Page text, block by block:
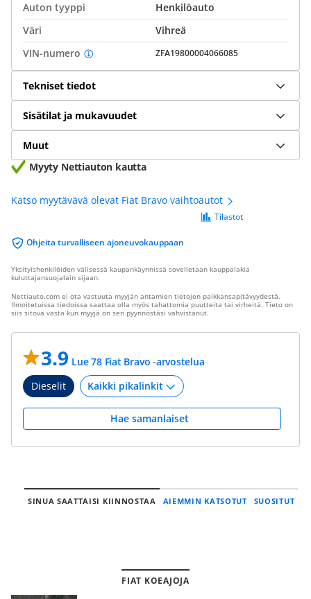
Auton tyyppi
Henkilöauto
Väri
Vihreä
VIN-numero
ZFA19800004066085
Tekniset tiedot
Sisätilat ja mukavuudet
Muut
Myyty Nettiauton kautta
Katso myytävävä olevat Fiat Bravo vaihtoautot
Ohjeita turvalliseen ajoneuvokauppaan
Tilastot
Yksityishenkilöiden välisessä kaupankäynnissä sovelletaan kauppalakia
kuluttajansuojalain sijaan.
Nettiauto.com ei ota vastuuta myyjän antamien tietojen paikkansapitävyydestä.
Ilmoitetuissa tiedoissa saattaa olla myös tahattomia puutteita tai virheitä. Tieto on
siis sitova vasta kun myyjä on sen pyynnöstäsi vahvistanut.
3.9 Lue 78 Fiat Bravo -arvostelua
Dieselit
Hae samanlaiset
SINUA SAATTAISI KIINNOSTAA AIEMMIN KATSOTUT SUOSITUT
FIAT KOEAJOJA